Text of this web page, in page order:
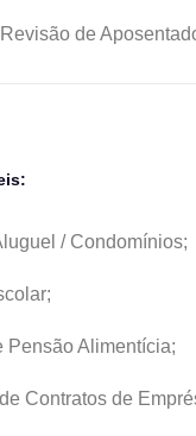
de
/ Condomínios;
Pensão Alimentícia;
Contratos de